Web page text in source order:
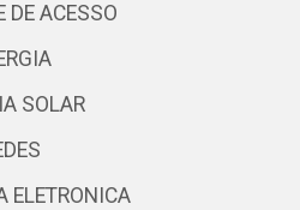
DE ACESSO
SOLAR
ELETRONICA